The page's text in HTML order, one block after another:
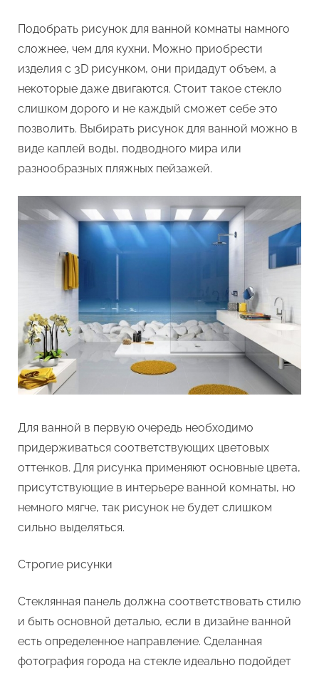
Подобрать рисунок для ванной комнаты намного
сложнее, чем для кухни. Можно приобрести
изделия с 3D рисунком, они придадут объем, а
некоторые даже двигаются. Стоит такое стекло
слишком дорого и не каждый сможет себе это
позволить. Выбирать рисунок для ванной можно в
виде каплей воды, подводного мира или
разнообразных пляжных пейзажей.
Для ванной в первую очередь необходимо
придерживаться соответствующих цветовых
оттенков. Для рисунка применяют основные цвета,
присутствующие в интерьере ванной комнаты, но
немного мягче, так рисунок не будет слишком
сильно выделяться.
Строгие рисунки
Стеклянная панель должна соответствовать стилю
и быть основной деталью, если в дизайне ванной
есть определенное направление. Сделанная
фотография города на стекле идеально подойдет